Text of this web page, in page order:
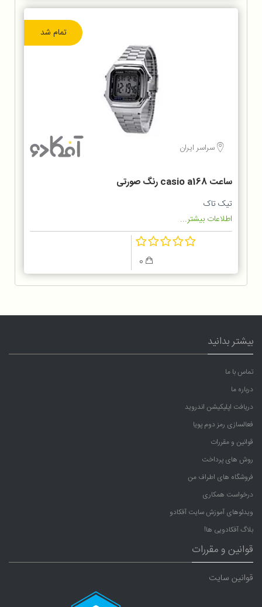
تمام شد
سراسر ایران
ساعت casio a168 رنگ صورتی
تیک تاک
اطلاعات بیشتر...
بیشتر بدانید
تماس با ما
درباره ما
دریافت اپلیکیشن اندروید
فعالسازی رمز دوم پویا
قوانین و مقررات
روش های پرداخت
فروشگاه های اطراف من
درخواست همکاری
ویدئوهای آموزش سایت آفکادو
بلاگ آفکادویی ها!
قوانین و مقررات
قوانین سایت